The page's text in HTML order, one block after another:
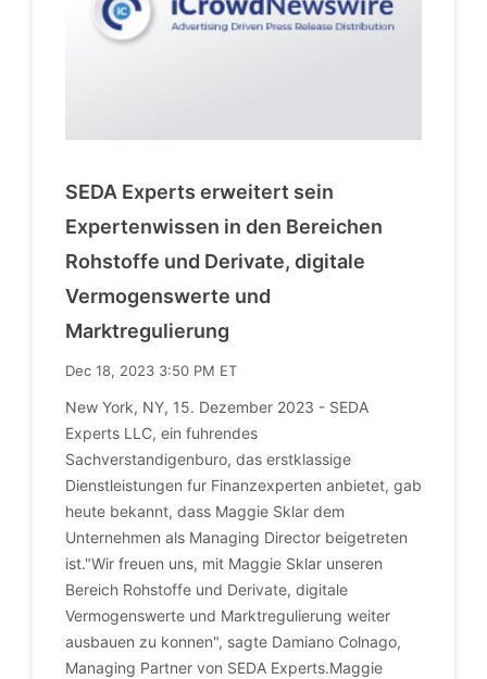
SEDA Experts erweitert sein
Expertenwissen in den Bereichen
Rohstoffe und Derivate, digitale
Vermogenswerte und
Marktregulierung
Dec 18, 2023 3:50 PM ET
New York, NY, 15. Dezember 2023 - SEDA
Experts LLC, ein fuhrendes
Sachverstandigenburo, das erstklassige
Dienstleistungen fur Finanzexperten anbietet, gab
heute bekannt, dass Maggie Sklar dem
Unternehmen als Managing Director beigetreten
ist."Wir freuen uns, mit Maggie Sklar unseren
Bereich Rohstoffe und Derivate, digitale
Vermogenswerte und Marktregulierung weiter
ausbauen zu konnen", sagte Damiano Colnago,
Managing Partner von SEDA Experts.Maggie